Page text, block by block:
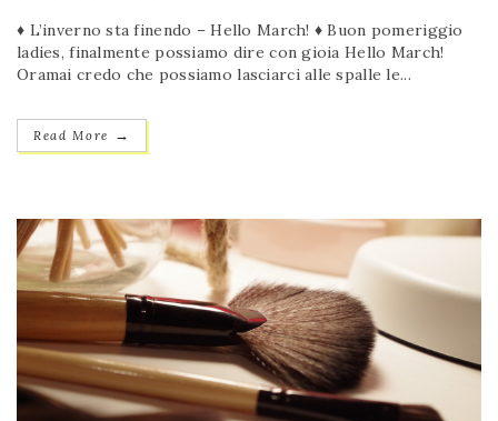
♦ L’inverno sta finendo – Hello March! ♦ Buon pomeriggio
ladies, finalmente possiamo dire con gioia Hello March!
Oramai credo che possiamo lasciarci alle spalle le...
Read More →